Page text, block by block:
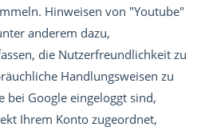
Hinweisen von "Youtube"
anderem dazu,
die Nutzerfreundlichkeit zu
Handlungsweisen zu
bei Google eingeloggt sind,
Ihrem Konto zugeordnet,